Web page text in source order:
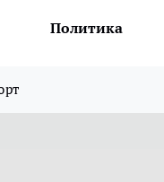
Политика